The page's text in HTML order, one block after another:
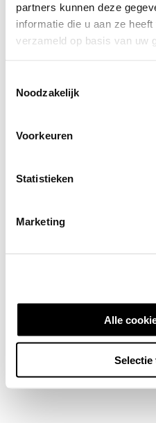
partners kunnen deze
informatie die u aan ze
verzameld op basis van uw
Noodzakelijk
Voorkeuren
Statistieken
Marketing
Alle
Selectie